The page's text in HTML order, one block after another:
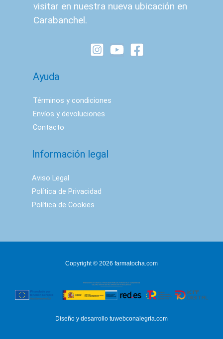
visitar en nuestra nueva ubicación en
Carabanchel.
Ayuda
Términos y condiciones
Envíos y devoluciones
Contacto
Información legal
Aviso Legal
Política de Privacidad
Política de Cookies
Copyright © 2026 farmatocha.com
Diseño y desarrollo tuwebconalegria.com